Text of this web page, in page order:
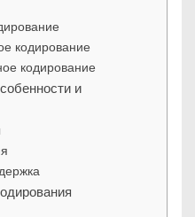
кодирование
кодирование
и